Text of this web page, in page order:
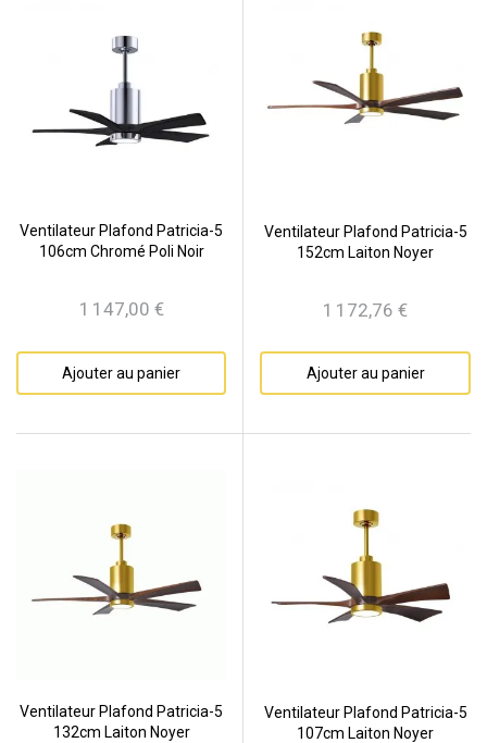
Ventilateur Plafond Patricia-5
106cm Chromé Poli Noir
Prix
1 147,00 €
Ajouter au panier
Ventilateur Plafond Patricia-5
152cm Laiton Noyer
Prix
1 172,76 €
Ajouter au panier
Ventilateur Plafond Patricia-5
132cm Laiton Noyer
Ventilateur Plafond Patricia-5
107cm Laiton Noyer